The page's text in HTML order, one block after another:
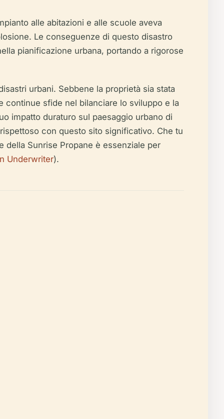
alle abitazioni e alle scuole aveva
Le conseguenze di questo disastro
pianificazione urbana, portando a rigorose
urbani. Sebbene la proprietà sia stata
continue sfide nel bilanciare lo sviluppo e la
impatto duraturo sul paesaggio urbano di
con questo sito significativo. Che tu
Sunrise Propane è essenziale per
Underwriter).